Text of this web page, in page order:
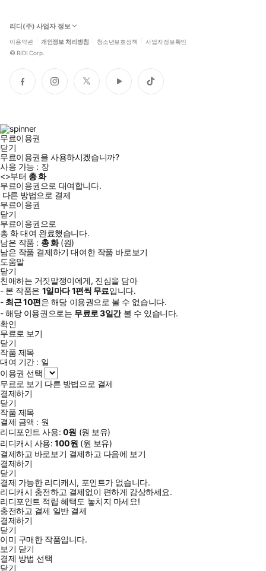
리디(주) 사업자 정보
이용약관 개인정보 처리방침 청소년보호정책 사업자정보확인
© RIDI Corp.
페
이
인
스
트
위
유
튜
틱
톡
무료이용권
닫기
무료이용권을 사용하시겠습니까?
사용 가능 : 장
<>부터 총화
무료이용권으로 대여합니다.
다른 방법으로 결제
무료이용권
닫기
무료이용권으로
총 화대여 완료했습니다.
남은 작품 : 총화(원)
남은 작품 결제하기 대여한 작품 바로보기
도움말
닫기
친애하는 거짓말쟁이에게, 진심을 담아
- 본 작품은 1일마다1편씩 무료입니다.
- 최근10편은 해당 이용권으로 볼 수 없습니다.
- 해당 이용권으로는 무료로3일간볼 수 있습니다.
확인
무료로 보기
닫기
작품 제목
대여 기간 : 일
이용권 선택
무료로 보기 다른 방법으로 결제
결제하기
닫기
작품 제목
결제 금액 : 원
리디포인트 사용: 0원 (원 보유)
리디캐시 사용:100원 (원 보유)
결제하고 바로보기 결제하고 다음에 보기
결제하기
닫기
결제 가능한 리디캐시, 포인트가 없습니다.
리디캐시 충전하고 결제없이 편하게 감상하세요.
리디포인트 적립 혜택도 놓치지 마세요!
충전하고 결제 일반 결제
결제하기
닫기
이미 구매한 작품입니다.
보기 닫기
결제 방법 선택
닫기